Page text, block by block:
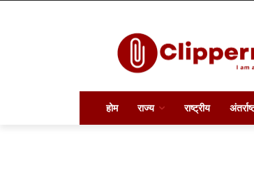
होम राज्य राष्ट्रीय